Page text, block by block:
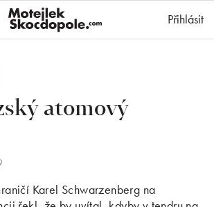
Přihlásit
atomový
Karel Schwarzenberg na